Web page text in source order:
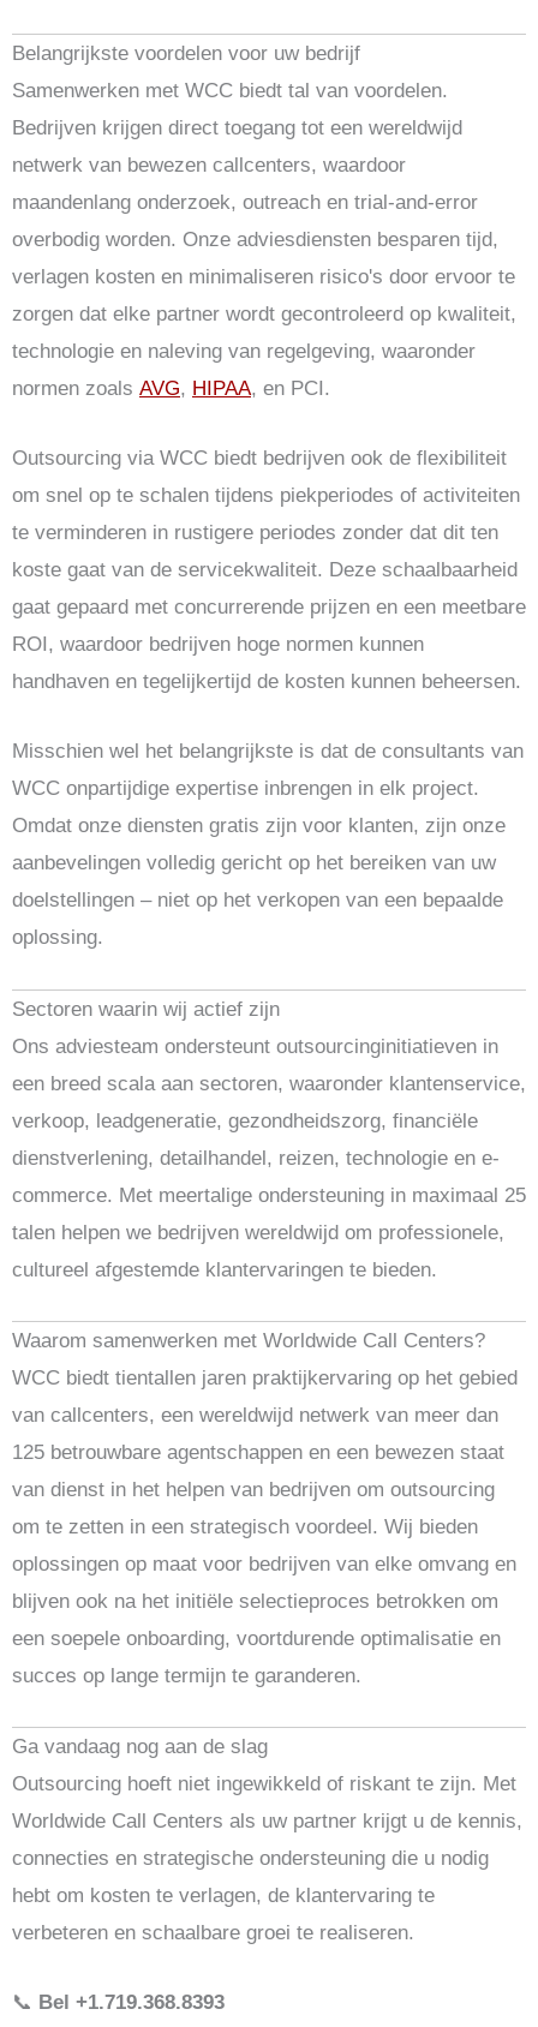
Belangrijkste voordelen voor uw bedrijf
Samenwerken met WCC biedt tal van voordelen.
Bedrijven krijgen direct toegang tot een wereldwijd
netwerk van bewezen callcenters, waardoor
maandenlang onderzoek, outreach en trial-and-error
overbodig worden. Onze adviesdiensten besparen tijd,
verlagen kosten en minimaliseren risico's door ervoor te
zorgen dat elke partner wordt gecontroleerd op kwaliteit,
technologie en naleving van regelgeving, waaronder
normen zoals AVG, HIPAA, en PCI.
Outsourcing via WCC biedt bedrijven ook de flexibiliteit
om snel op te schalen tijdens piekperiodes of activiteiten
te verminderen in rustigere periodes zonder dat dit ten
koste gaat van de servicekwaliteit. Deze schaalbaarheid
gaat gepaard met concurrerende prijzen en een meetbare
ROI, waardoor bedrijven hoge normen kunnen
handhaven en tegelijkertijd de kosten kunnen beheersen.
Misschien wel het belangrijkste is dat de consultants van
WCC onpartijdige expertise inbrengen in elk project.
Omdat onze diensten gratis zijn voor klanten, zijn onze
aanbevelingen volledig gericht op het bereiken van uw
doelstellingen – niet op het verkopen van een bepaalde
oplossing.
Sectoren waarin wij actief zijn
Ons adviesteam ondersteunt outsourcinginitiatieven in
een breed scala aan sectoren, waaronder klantenservice,
verkoop, leadgeneratie, gezondheidszorg, financiële
dienstverlening, detailhandel, reizen, technologie en e-
commerce. Met meertalige ondersteuning in maximaal 25
talen helpen we bedrijven wereldwijd om professionele,
cultureel afgestemde klantervaringen te bieden.
Waarom samenwerken met Worldwide Call Centers?
WCC biedt tientallen jaren praktijkervaring op het gebied
van callcenters, een wereldwijd netwerk van meer dan
125 betrouwbare agentschappen en een bewezen staat
van dienst in het helpen van bedrijven om outsourcing
om te zetten in een strategisch voordeel. Wij bieden
oplossingen op maat voor bedrijven van elke omvang en
blijven ook na het initiële selectieproces betrokken om
een soepele onboarding, voortdurende optimalisatie en
succes op lange termijn te garanderen.
Ga vandaag nog aan de slag
Outsourcing hoeft niet ingewikkeld of riskant te zijn. Met
Worldwide Call Centers als uw partner krijgt u de kennis,
connecties en strategische ondersteuning die u nodig
hebt om kosten te verlagen, de klantervaring te
verbeteren en schaalbare groei te realiseren.
📞 Bel +1.719.368.8393